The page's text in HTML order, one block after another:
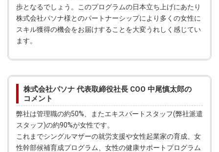
歩となるでしょう。このプログラムの日本立ち上げにあたり
株式会社パソナ様とのパートナーシップにより多くの女性に
スキル獲得の機会をお届けすることを大変うれしく感じてい
ます。
株式会社パソナ 代表取締役社長 COO 中尾慎太郎の
コメント
弊社は管理職の約50%、またエキスパートスタッフ(弊社派遣
スタッフ)の約90%が女性です。
これまでシングルマザーの就労支援や女性起業家の育成、女
性幹部候補育成プログラム、女性の健康サポートプログラム